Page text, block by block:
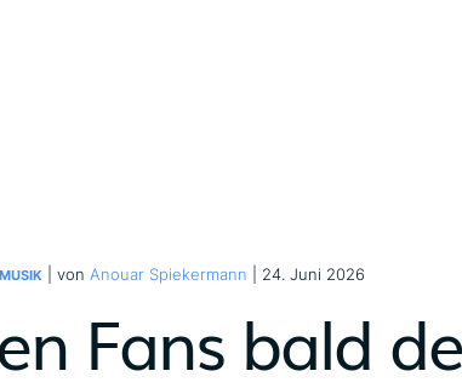
| von Anouar Spiekermann | 24. Juni 2026
Fans bald